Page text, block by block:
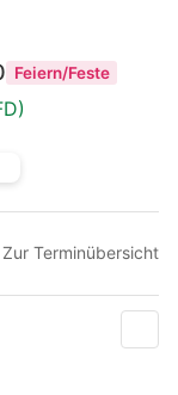
Feiern/Feste
Zur Terminübersicht